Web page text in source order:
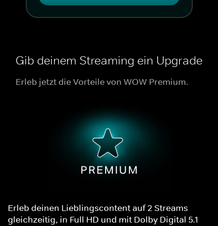
Gib deinem Streaming ein Upgrade
Erleb jetzt die Vorteile von WOW Premium.
Erleb deinen Lieblingscontent auf 2 Streams
gleichzeitig, in Full HD und mit Dolby Digital 5.1